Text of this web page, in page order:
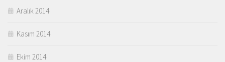
Aralık 2014
Kasım 2014
Ekim 2014